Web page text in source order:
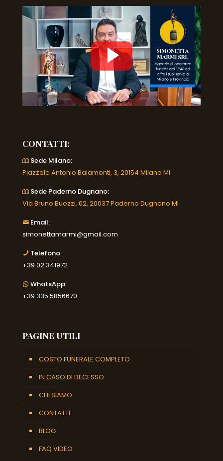
CONTATTI:
Sede Milano:
Piazzale Antonio Baiamonti, 3, 20154 Milano MI
Sede Paderno Dugnano:
Via Bruno Buozzi, 62, 20037 Paderno Dugnano MI
Email:
simonettamarmi@gmail.com
Telefono:
+39 02 341972
WhatsApp:
+39 335 5856670
PAGINE UTILI
COSTO FUNERALE COMPLETO
IN CASO DI DECESSO
CHI SIAMO
CONTATTI
BLOG
FAQ VIDEO